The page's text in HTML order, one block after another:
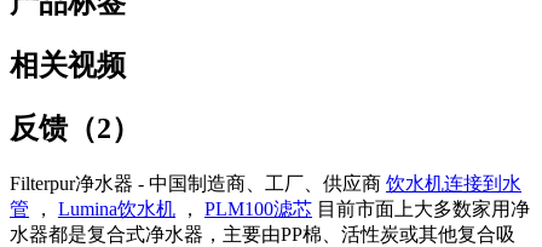
相关视频
反馈（2）
Filterpur净水器 - 中国制造商、工厂、供应商 饮水机连接到水
管 ， Lumina饮水机 ， PLM100滤芯 目前市面上大多数家用净
水器都是复合式净水器，主要由PP棉、活性炭或其他复合吸